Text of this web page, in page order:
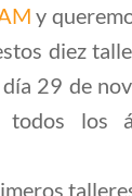
y
diez
29 de
todos los